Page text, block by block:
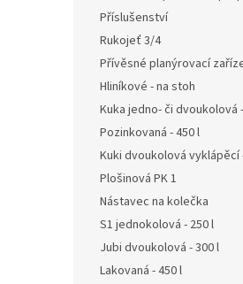
Příslušenství
Rukojeť 3/4
Přívěsné planýrovací
Hliníkové - na stoh
Kuka jedno- či dvoukolová
Pozinkovaná - 450 l
Kuki dvoukolová vyklápěcí
Plošinová PK 1
Nástavec na kolečka
S1 jednokolová - 250 l
Jubi dvoukolová - 300 l
Lakovaná - 450 l